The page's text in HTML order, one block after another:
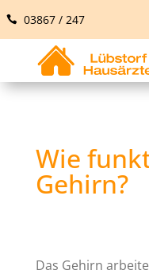
03867 / 247
Wie
Gehirn?
Das Gehirn